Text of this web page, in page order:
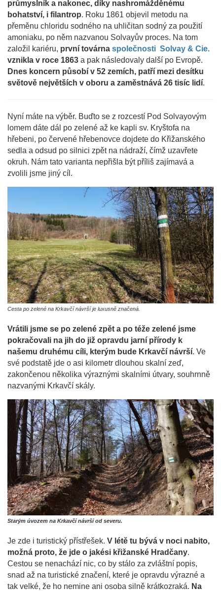
průmyslník a nakonec, díky nashromážděnému
bohatství, i filantrop. Roku 1861 objevil metodu na
přeměnu chloridu sodného na uhličitan sodný za použití
amoniaku, po něm nazvanou Solvayův proces. Na tom
založil kariéru, první továrna společnosti Solvay & Cie.
vznikla v roce 1863 a pak následovaly další po Evropě.
Dnes koncern působí v 52 zemích, patří mezi desítku
světově největších v oboru a zaměstnává 26 tisíc lidí.
Nyní máte na výběr. Buďto se z rozcestí Pod Solvayovým
lomem dáte dál po zelené až ke kapli sv. Kryštofa na
hřebeni, po červené hřebenovce dojdete do Křižanského
sedla a odsud po silnici zpět na nádraží, čímž uzavřete
okruh. Nám tato varianta nepřišla být příliš zajímavá a
zvolili jsme jiný cíl.
Cesta po zelené na Krkavčí návrší je luxusně značená.
Vrátili jsme se po zelené zpět a po téže zelené jsme
pokračovali na jih do již opravdu jarní přírody k
našemu druhému cíli, kterým bude Krkavčí návrší. Ve
své podstatě jde o asi kilometr dlouhou skalní zeď,
zakončenou několika výraznými skalními útvary, souhrnně
nazvanými Krkavčí skály.
Starým úvozem na Krkavčí návrší od severu.
Je zde i turistický přístřešek. V létě tu bývá v noci nabito,
možná proto, že jde o jakési křižanské Hradčany.
Cestou se nenachází nic, co by stálo za zvláštní popis,
snad až na turistické značení, které je opravdu výrazné a
tak velké, že ho nemine ani osoba silně krátkozraká. Na